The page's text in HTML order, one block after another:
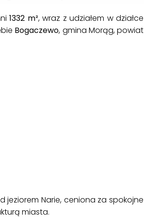
1332 m², wraz z udziałem w działce
Bogaczewo, gmina Morąg, powiat
Narie, ceniona za spokojne
miasta.